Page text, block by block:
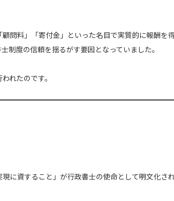
問料」「寄付金」といった名目で実質的に報酬を
制度の信頼を揺るがす要因となっていました。
れたのです。
に資すること」が行政書士の使命として明文化さ